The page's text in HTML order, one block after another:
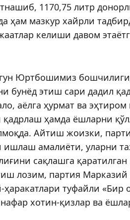
1170,75 литр
ҳам мазкур хайрли
келиши давом
Юртбошимиз
бунёд этиш сари дадил
аёлга ҳурмат ва
ҳамда ёшларни
Айтиш жо­изки,
ишлаш амалиёти, уларни
сақлашга
лозим, партия Марказий
ҳаракатлари туфайли
хотин-қизлар ва